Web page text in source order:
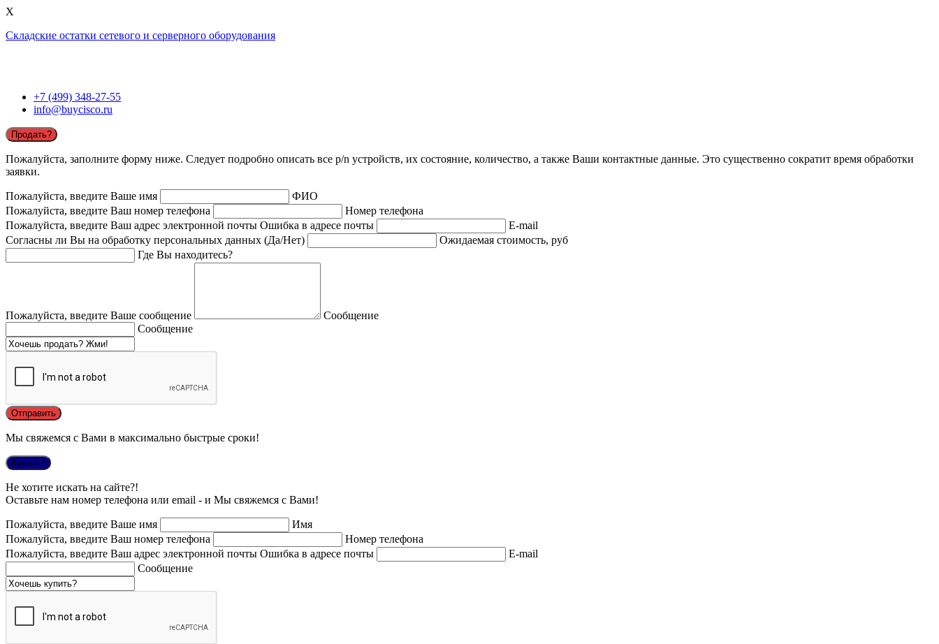
X
Складские остатки сетевого и серверного оборудования
+7 (499) 348-27-55
info@buycisco.ru
Продать?
Пожалуйста, заполните форму ниже. Следует подробно описать все p/n устройств, их состояние, количество, а также Ваши контактные данные. Это существенно сократит время обработки
заявки.
Пожалуйста, введите Ваше имя
ФИО
Пожалуйста, введите Ваш номер телефона
Номер телефона
Пожалуйста, введите Ваш адрес электронной почты Ошибка в адресе почты
E-mail
Согласны ли Вы на обработку персональных данных (Да/Нет)
Ожидаемая стоимость, руб
Где Вы находитесь?
Пожалуйста, введите Ваше сообщение
Сообщение
Сообщение
Мы свяжемся с Вами в максимально быстрые сроки!
Купить?
Не хотите искать на сайте?!
Оставьте нам номер телефона или email - и Мы свяжемся с Вами!
Пожалуйста, введите Ваше имя
Имя
Пожалуйста, введите Ваш номер телефона
Номер телефона
Пожалуйста, введите Ваш адрес электронной почты Ошибка в адресе почты
E-mail
Сообщение